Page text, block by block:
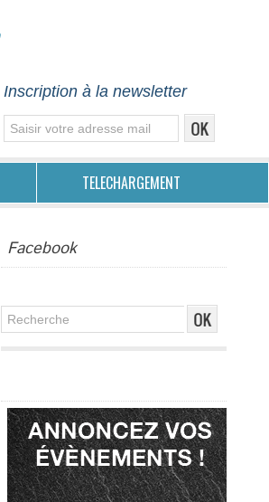
Inscription à la newsletter
TELECHARGEMENT
Facebook